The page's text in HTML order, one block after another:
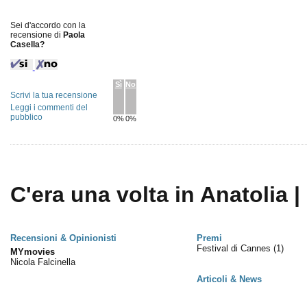
Sei d'accordo con la
recensione di Paola
Casella?
Sì
0%
No
0%
Scrivi la tua recensione
Leggi i commenti del
pubblico
C'era una volta in Anatolia |
Recensioni & Opinionisti
Premi
MYmovies
Nicola Falcinella
Festival di Cannes (1)
Articoli & News